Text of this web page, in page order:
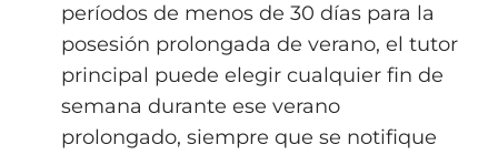
períodos de menos de 30 días para la
posesión prolongada de verano, el tutor
principal puede elegir cualquier fin de
semana durante ese verano
prolongado, siempre que se notifique